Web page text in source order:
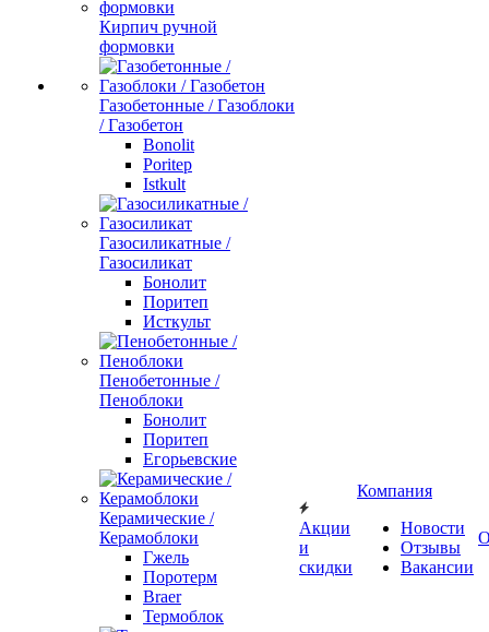
Кирпич ручной
формовки
Газобетонные / Газоблоки
/ Газобетон
Bonolit
Poritep
Istkult
Газосиликатные /
Газосиликат
Бонолит
Поритеп
Исткульт
Пенобетонные /
Пеноблоки
Бонолит
Поритеп
Егорьевские
Керамические /
Керамоблоки
Гжель
Поротерм
Braer
Термоблок
Акции
и
скидки
Компания
Новости
Отзывы
Вакансии